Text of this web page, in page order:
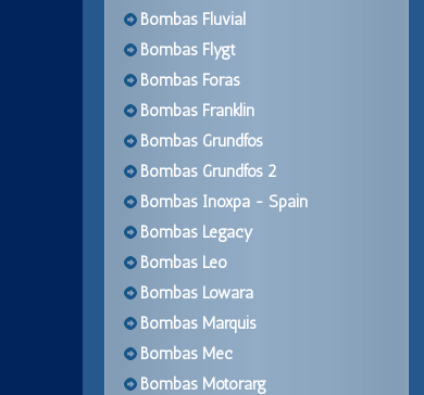
Bombas Fluvial
Bombas Flygt
Bombas Foras
Bombas Franklin
Bombas Grundfos
Bombas Grundfos 2
Bombas Inoxpa - Spain
Bombas Legacy
Bombas Leo
Bombas Lowara
Bombas Marquis
Bombas Mec
Bombas Motorarg